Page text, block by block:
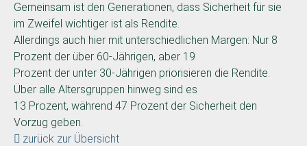
Gemeinsam ist den Generationen, dass Sicherheit für sie
im Zweifel wichtiger ist als Rendite.
Allerdings auch hier mit unterschiedlichen Margen: Nur 8
Prozent der über 60-Jährigen, aber 19
Prozent der unter 30-Jährigen priorisieren die Rendite.
Über alle Altersgruppen hinweg sind es
13 Prozent, während 47 Prozent der Sicherheit den
Vorzug geben.
zurück zur Übersicht